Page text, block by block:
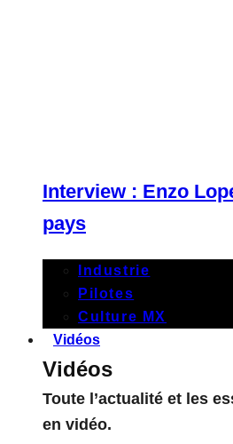
Interview : Enzo
pays
Industrie
Pilotes
Culture MX
Vidéos
Vidéos
Toute l’actualité et les
en vidéo.